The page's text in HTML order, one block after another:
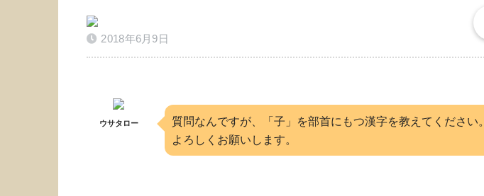
2018年6月9日
ウサタロー
質問なんですが、「子」を部首にもつ漢字を教えてください。
よろしくお願いします。